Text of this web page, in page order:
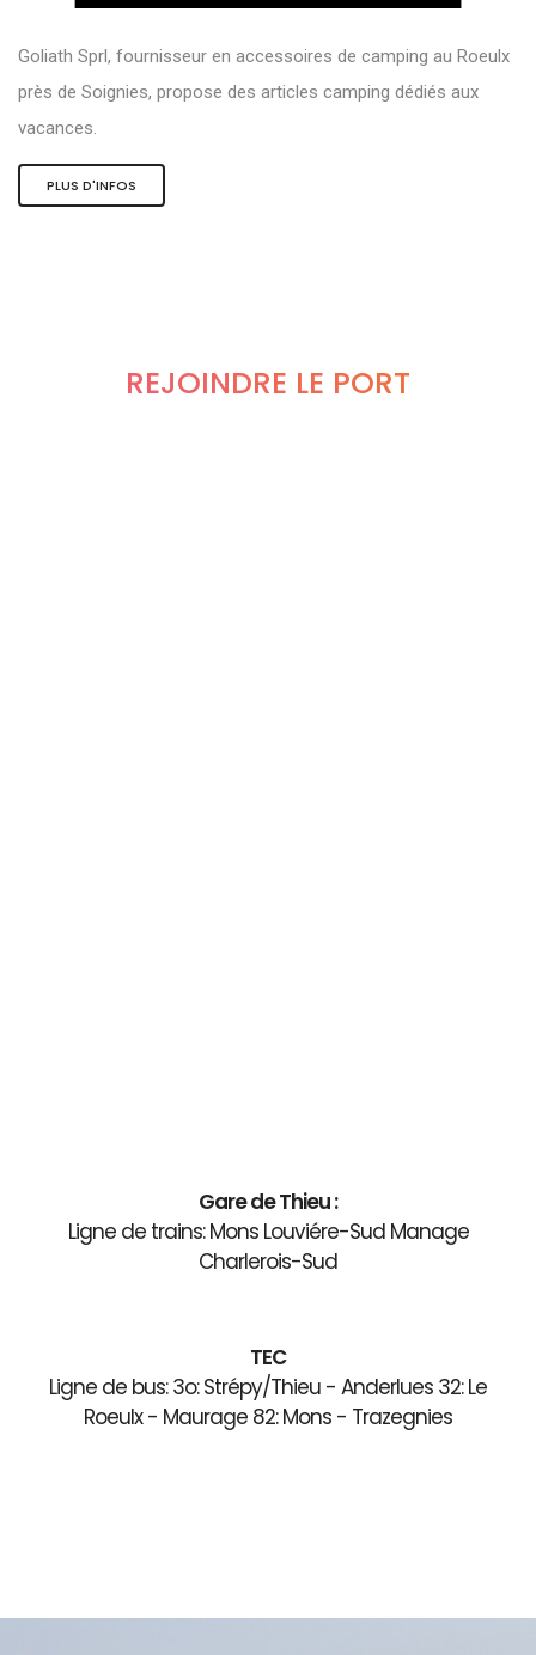
Goliath Sprl, fournisseur en accessoires de camping au Roeulx
près de Soignies, propose des articles camping dédiés aux
vacances.
PLUS D'INFOS
REJOINDRE LE PORT
Gare de Thieu :
Ligne de trains: Mons Louviére-Sud Manage
Charlerois-Sud
TEC
Ligne de bus: 3o: Strépy/Thieu - Anderlues 32: Le
Roeulx - Maurage 82: Mons - Trazegnies